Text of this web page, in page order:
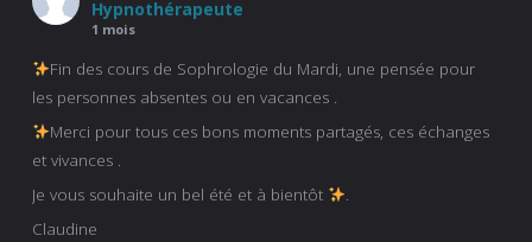
Hypnothérapeute
1 mois
Fin des cours de Sophrologie du Mardi, une pensée pour
les personnes absentes ou en vacances .
Merci pour tous ces bons moments partagés, ces échanges
et vivances .
Je vous souhaite un bel été et à bientôt
.
Claudine